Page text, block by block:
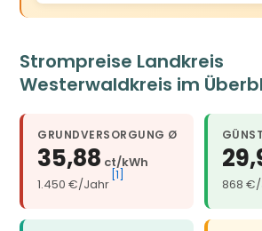
Strompreise Landkreis
Westerwaldkreis im
GRUNDVERSORGUNG Ø
35,88 ct/kWh
1.450 €/Jahr
[1]
868